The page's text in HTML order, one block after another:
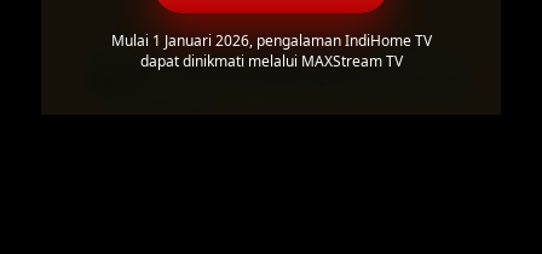
Mulai 1 Januari 2026, pengalaman IndiHome TV
dapat dinikmati melalui MAXStream TV